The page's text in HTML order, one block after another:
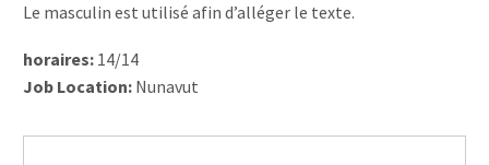
Le masculin est utilisé afin d’alléger le texte.
horaires: 14/14
Job Location: Nunavut